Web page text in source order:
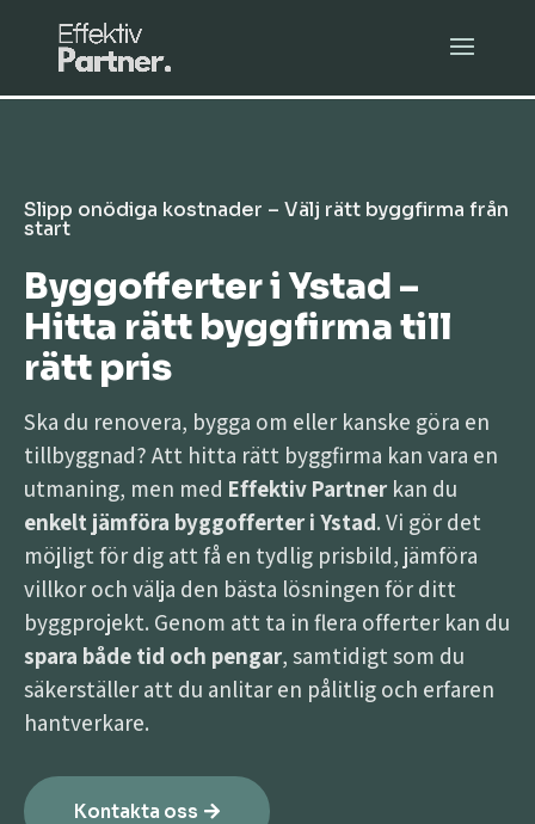
Slipp onödiga kostnader – Välj rätt byggfirma från
start
Byggofferter i Ystad –
Hitta rätt byggfirma till
rätt pris
Ska du renovera, bygga om eller kanske göra en
tillbyggnad? Att hitta rätt byggfirma kan vara en
utmaning, men med Effektiv Partner kan du
enkelt jämföra byggofferter i Ystad. Vi gör det
möjligt för dig att få en tydlig prisbild, jämföra
villkor och välja den bästa lösningen för ditt
byggprojekt. Genom att ta in flera offerter kan du
spara både tid och pengar, samtidigt som du
säkerställer att du anlitar en pålitlig och erfaren
hantverkare.
Kontakta oss